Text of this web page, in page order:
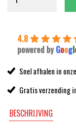
4.8
powered by Googl
Snel afhalen in
Gratis verzending
BESCHRIJVING